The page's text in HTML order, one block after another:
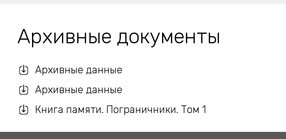
Архивные документы
Архивные данные
Архивные данные
Книга памяти. Пограничники. Том 1